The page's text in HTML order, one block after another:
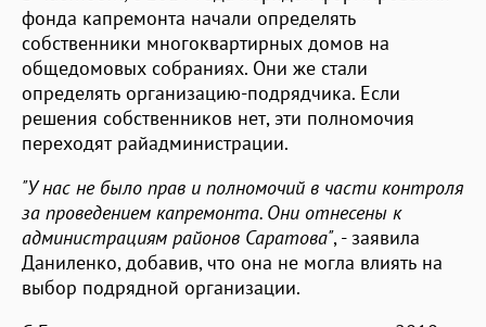
фонда капремонта начали определять
собственники многоквартирных домов на
общедомовых собраниях. Они же стали
определять организацию-подрядчика. Если
решения собственников нет, эти полномочия
переходят райадминистрации.
"У нас не было прав и полномочий в части контроля
за проведением капремонта. Они отнесены к
администрациям районов Саратова", - заявила
Даниленко, добавив, что она не могла влиять на
выбор подрядной организации.